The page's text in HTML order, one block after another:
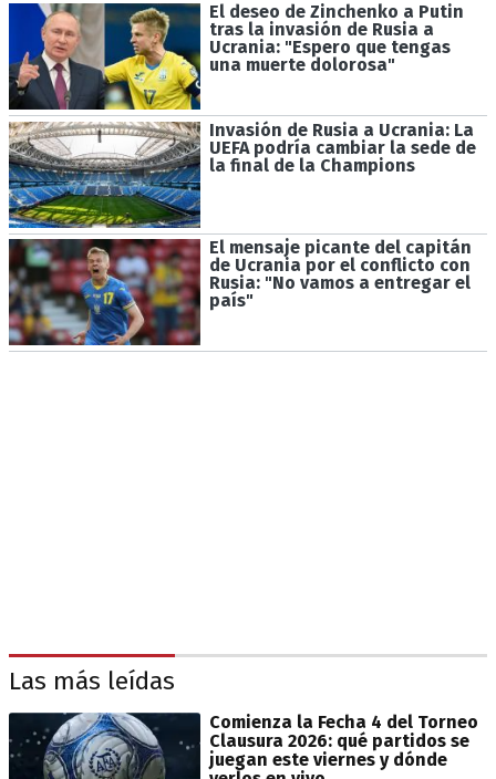
El deseo de Zinchenko a Putin
tras la invasión de Rusia a
Ucrania: "Espero que tengas
una muerte dolorosa"
Invasión de Rusia a Ucrania: La
UEFA podría cambiar la sede de
la final de la Champions
El mensaje picante del capitán
de Ucrania por el conflicto con
Rusia: "No vamos a entregar el
país"
Las más leídas
Comienza la Fecha 4 del Torneo
Clausura 2026: qué partidos se
juegan este viernes y dónde